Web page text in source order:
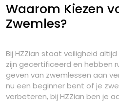
Waarom Kiezen
Zwemles?
Bij HZZian staat veiligheid
zijn gecertificeerd en hebben
geven van zwemlessen aan
nu een beginner bent of je
verbeteren, bij HZZian ben je